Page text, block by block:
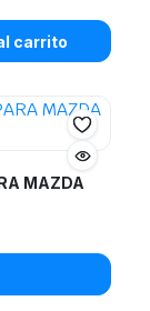
carrito
MAZDA